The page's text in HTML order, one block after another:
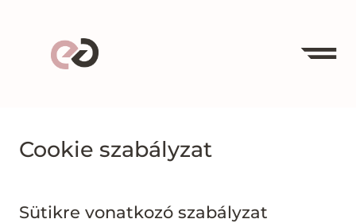
tartalomhoz
Cookie szabályzat
Sütikre vonatkozó szabályzat